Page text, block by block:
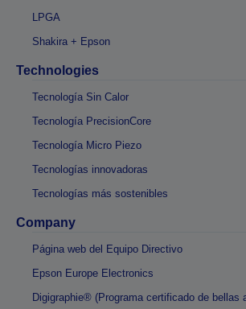
LPGA
Shakira + Epson
Technologies
Tecnología Sin Calor
Tecnología PrecisionCore
Tecnología Micro Piezo
Tecnologías innovadoras
Tecnologías más sostenibles
Company
Página web del Equipo Directivo
Epson Europe Electronics
Digigraphie® (Programa certificado de bellas